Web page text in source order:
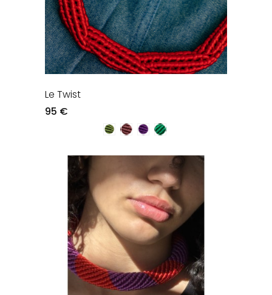
Le Twist
95 €